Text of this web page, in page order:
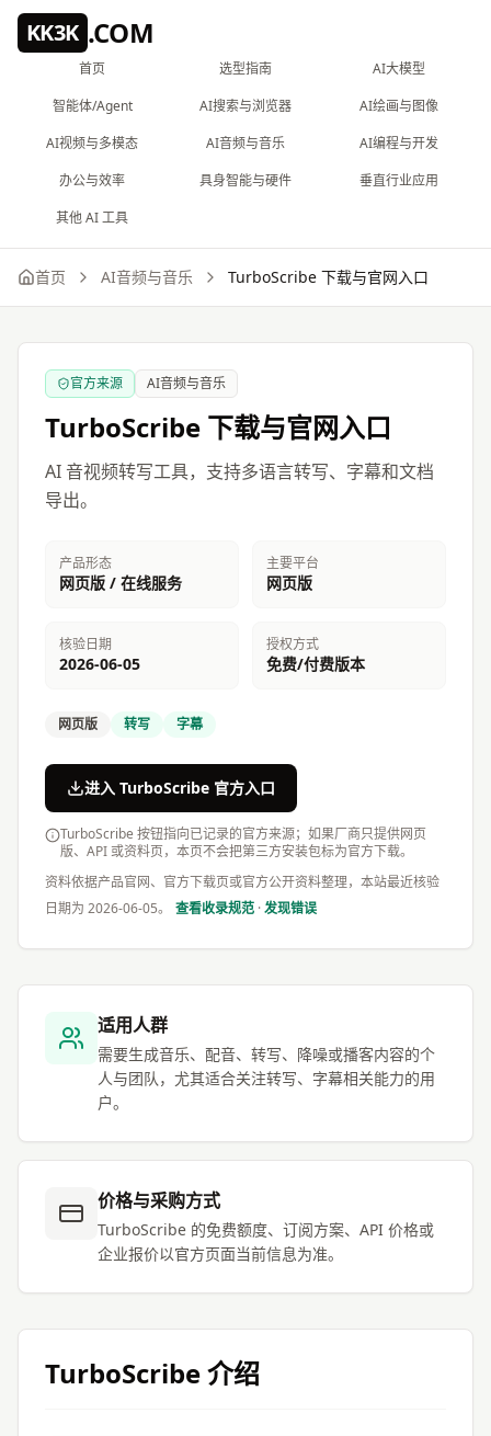
跳到主要内容
KK3K .COM
首页 选型指南
AI大模型
智能体/Agent
AI搜索与浏览器
AI绘画与图像
AI视频与多模态
AI音频与音乐
AI编程与开发
办公与效率
具身智能与硬件
垂直行业应用
其他 AI 工具
首页 AI音频与音乐 TurboScribe 下载与官网入口
官方来源 AI音频与音乐
TurboScribe 下载与官网入口
AI 音视频转写工具，支持多语言转写、字幕和文档
导出。
产品形态
网页版 / 在线服务
主要平台
网页版
核验日期
2026-06-05
授权方式
免费/付费版本
网页版 转写 字幕
进入 TurboScribe 官方入口
TurboScribe 按钮指向已记录的官方来源；如果厂商只提供网页
版、API 或资料页，本页不会把第三方安装包标为官方下载。
资料依据产品官网、官方下载页或官方公开资料整理，本站最近核验
日期为 2026-06-05。 查看收录规范 ·发现错误
适用人群
需要生成音乐、配音、转写、降噪或播客内容的个
人与团队，尤其适合关注转写、字幕相关能力的用
户。
价格与采购方式
TurboScribe 的免费额度、订阅方案、API 价格或
企业报价以官方页面当前信息为准。
TurboScribe介绍